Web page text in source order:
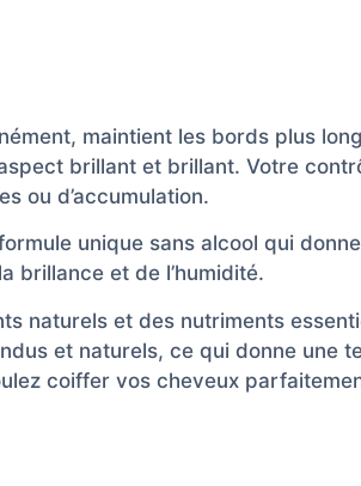
maintient les bords plus
brillant et brillant. Votre
ou d’accumulation.
unique sans alcool qui
brillance et de l’humidité.
naturels et des nutriments
et naturels, ce qui donne une
coiffer vos cheveux